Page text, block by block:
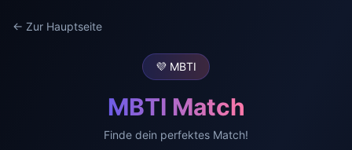
← Zur Hauptseite
💜 MBTI
MBTI Match
Finde dein perfektes Match!